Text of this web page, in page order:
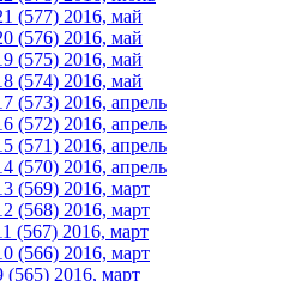
(577) 2016, май
(576) 2016, май
(575) 2016, май
(574) 2016, май
(573) 2016, апрель
(572) 2016, апрель
(571) 2016, апрель
(570) 2016, апрель
(569) 2016, март
(568) 2016, март
(567) 2016, март
(566) 2016, март
(565) 2016, март